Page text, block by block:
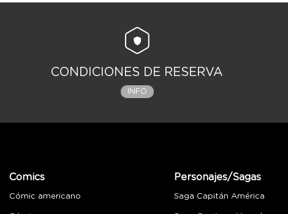
CONDICIONES DE RESERVA
INFO
Comics
Cómic americano
Personajes/Sagas
Saga Capitán América